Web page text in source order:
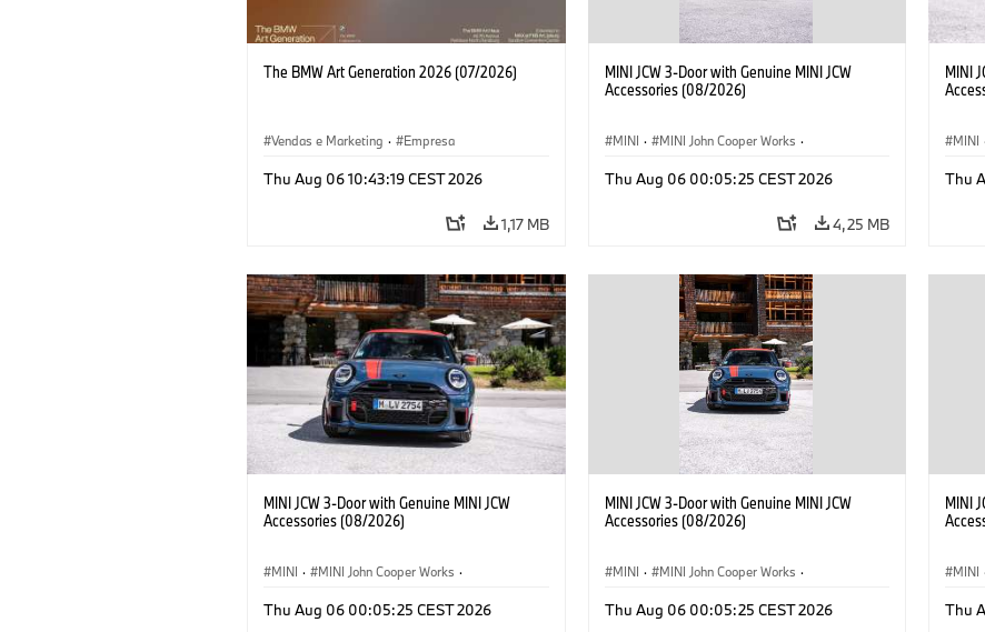
The BMW Art Generation 2026 (07/2026)
Vendas e Marketing · Empresa
Thu Aug 06 10:43:19 CEST 2026
1,17 MB
MINI JCW 3-Door with Genuine MINI JCW
Accessories (08/2026)
MINI · MINI John Cooper Works ·
Extras Opcionais, Acessórios
Thu Aug 06 00:05:25 CEST 2026
4,25 MB
MINI
MINI
Thu
MINI JCW 3-Door with Genuine MINI JCW
Accessories (08/2026)
MINI · MINI John Cooper Works ·
Extras Opcionais, Acessórios
Thu Aug 06 00:05:25 CEST 2026
MINI JCW 3-Door with Genuine MINI JCW
Accessories (08/2026)
MINI · MINI John Cooper Works ·
Extras Opcionais, Acessórios
Thu Aug 06 00:05:25 CEST 2026
MINI
MINI
Thu